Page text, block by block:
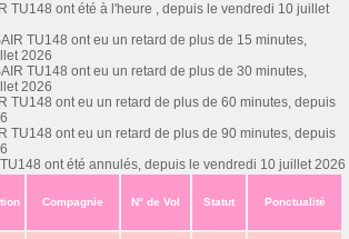
TU148 ont été à l'heure , depuis le vendredi 10 juillet
TU148 ont eu un retard de plus de 15 minutes,
2026
TU148 ont eu un retard de plus de 30 minutes,
2026
TU148 ont eu un retard de plus de 60 minutes, depuis
TU148 ont eu un retard de plus de 90 minutes, depuis
ont été annulés, depuis le vendredi 10 juillet 2026
Compagnie N° de Vol Statut Ponctualité